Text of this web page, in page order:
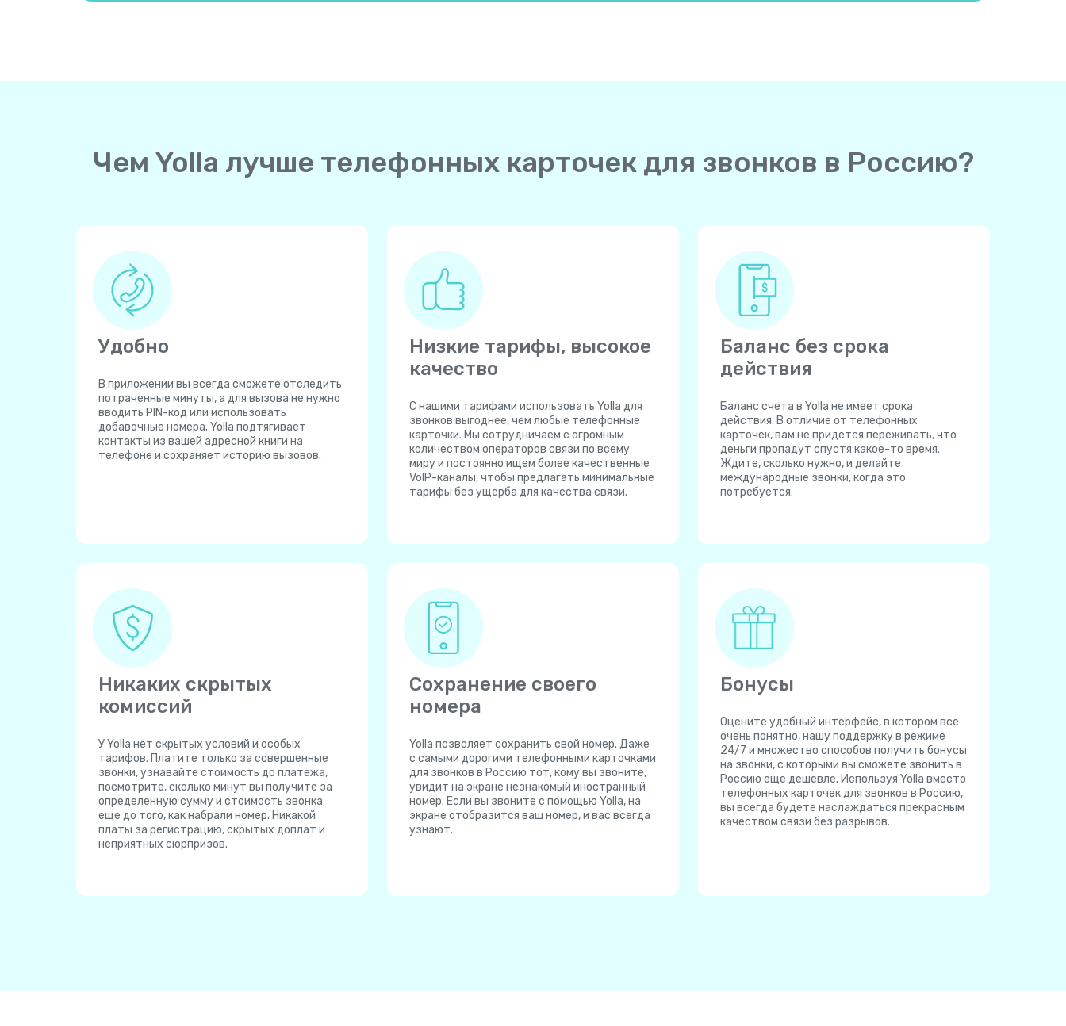
Чем Yolla лучше телефонных карточек для звонков в Россию?
Удобно
В приложении вы всегда сможете отследить
потраченные минуты, а для вызова не нужно
вводить PIN-код или использовать
добавочные номера. Yolla подтягивает
контакты из вашей адресной книги на
телефоне и сохраняет историю вызовов.
Низкие тарифы, высокое
качество
С нашими тарифами использовать Yolla для
звонков выгоднее, чем любые телефонные
карточки. Мы сотрудничаем с огромным
количеством операторов связи по всему
миру и постоянно ищем более качественные
VoIP-каналы, чтобы предлагать минимальные
тарифы без ущерба для качества связи.
Баланс без срока
действия
Баланс счета в Yolla не имеет срока
действия. В отличие от телефонных
карточек, вам не придется переживать, что
деньги пропадут спустя какое-то время.
Ждите, сколько нужно, и делайте
международные звонки, когда это
потребуется.
Никаких скрытых
комиссий
У Yolla нет скрытых условий и особых
тарифов. Платите только за совершенные
звонки, узнавайте стоимость до платежа,
посмотрите, сколько минут вы получите за
определенную сумму и стоимость звонка
еще до того, как набрали номер. Никакой
платы за регистрацию, скрытых доплат и
неприятных сюрпризов.
Сохранение своего
номера
Yolla позволяет сохранить свой номер. Даже
с самыми дорогими телефонными карточками
для звонков в Россию тот, кому вы звоните,
увидит на экране незнакомый иностранный
номер. Если вы звоните с помощью Yolla, на
экране отобразится ваш номер, и вас всегда
узнают.
Бонусы
Оцените удобный интерфейс, в котором все
очень понятно, нашу поддержку в режиме
24/7 и множество способов получить бонусы
на звонки, с которыми вы сможете звонить в
Россию еще дешевле. Используя Yolla вместо
телефонных карточек для звонков в Россию,
вы всегда будете наслаждаться прекрасным
качеством связи без разрывов.